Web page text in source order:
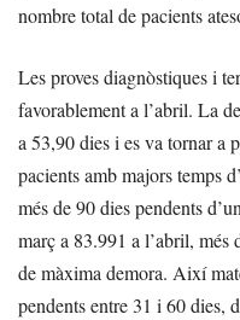
nombre total de pacients
Les proves diagnòstiques i
favorablement a l’abril. La
a 53,90 dies i es va tornar a
pacients amb majors temps
més de 90 dies pendents
març a 83.991 a l’abril, més
de màxima demora. Així
pendents entre 31 i 60 dies,